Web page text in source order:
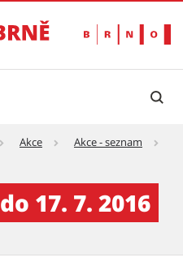
Akce Akce - seznam
17. 7. 2016